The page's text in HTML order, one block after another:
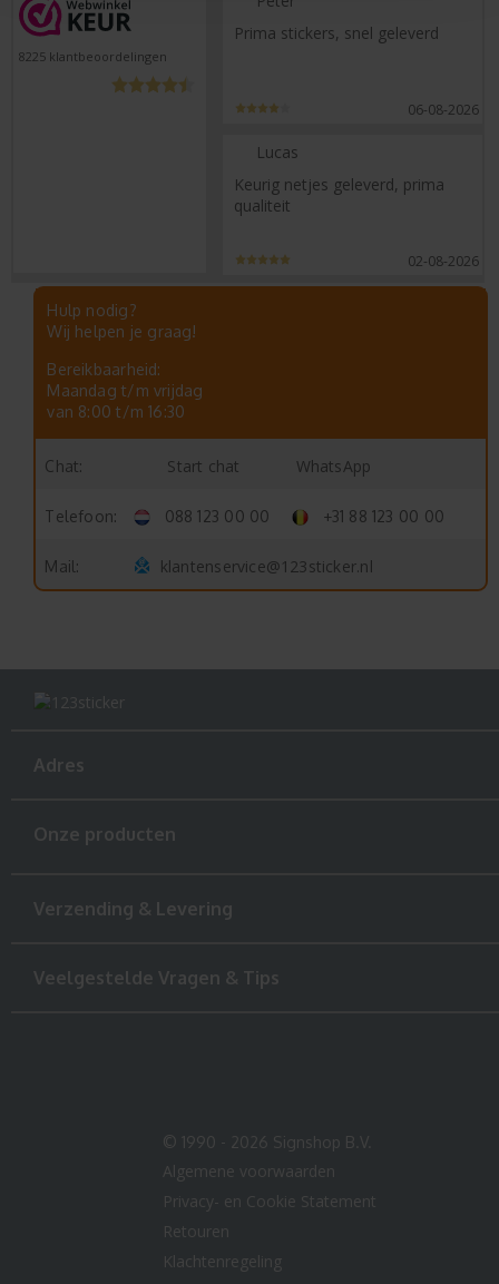
8225 klantbeoordelingen
Prima stickers, snel geleverd
06-08-2026
Lucas
Keurig netjes geleverd, prima
qualiteit
02-08-2026
Hulp nodig?
Wij helpen je graag!
Bereikbaarheid:
Maandag t/m vrijdag
van 8:00 t/m 16:30
Chat: Start chat WhatsApp
Telefoon: 088 123 00 00 +31 88 123 00 00
Mail: klantenservice@123sticker.nl
Adres
Onze producten
Verzending & Levering
Veelgestelde Vragen & Tips
© 1990 - 2026 Signshop B.V.
Algemene voorwaarden
Privacy- en Cookie Statement
Retouren
Klachtenregeling